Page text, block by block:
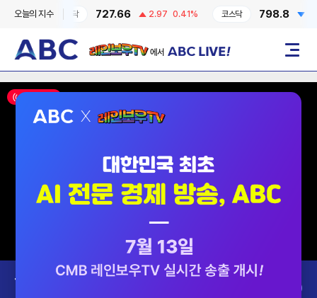
오늘의 지수
코스닥 727.66 2.97 0.41% 코스닥 798.8 2.87
레인보우TV에서 ABC LIVE! 메뉴
ON AIR
Today’s Program 2026-08-10 (월)